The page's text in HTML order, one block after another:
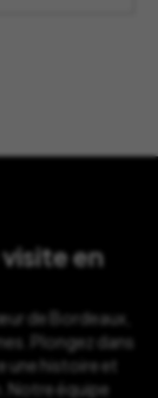
en
de Bordeaux,
Plongez dans
une histoire et
Notre équipe